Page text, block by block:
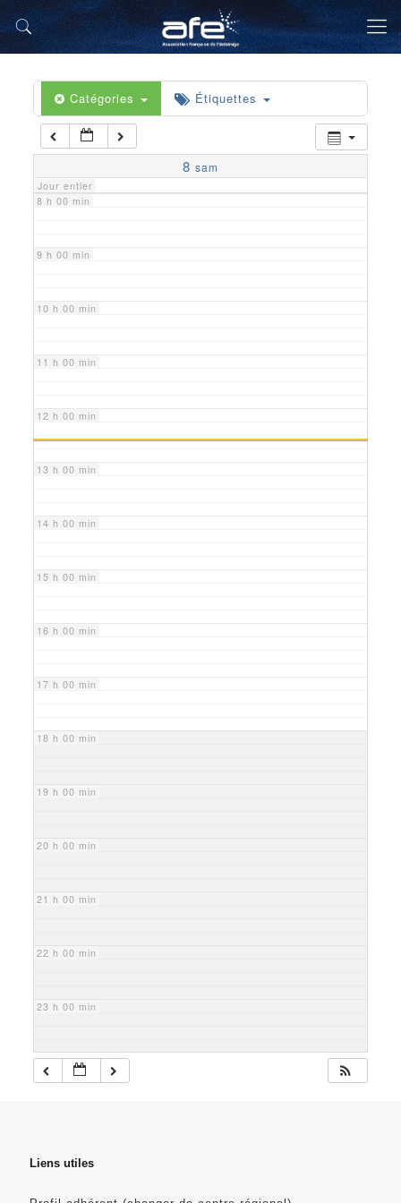
Catégories Étiquettes
8 sam
Jour entier
5 h 00 min
6 h 00 min
7 h 00 min
8 h 00 min
9 h 00 min
10 h 00 min
11 h 00 min
12 h 00 min
13 h 00 min
14 h 00 min
15 h 00 min
16 h 00 min
17 h 00 min
18 h 00 min
19 h 00 min
20 h 00 min
21 h 00 min
22 h 00 min
23 h 00 min
Liens utiles